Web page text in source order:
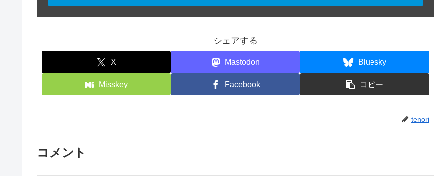
シェアする
X Mastodon Bluesky
Misskey Facebook コピー
tenori
コメント